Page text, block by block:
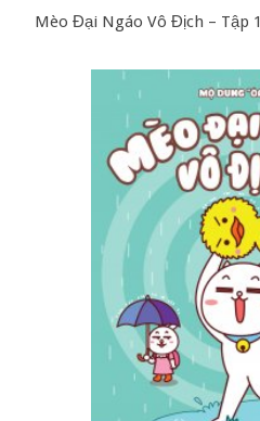
Mèo Đại Ngáo Vô Địch – Tập 1